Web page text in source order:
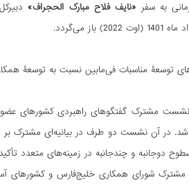
به سفر «نایف فلاح مبارک الحجراف»
می‌گردد.
توسعۀ مناسبات فی‌مابین نسبت به توسعۀ
۲۰۲۲) در ریاض برگزار شد. در آن نشست دو طرف در
دوجانبه و چندجانبه در زمینه‌های متعدد